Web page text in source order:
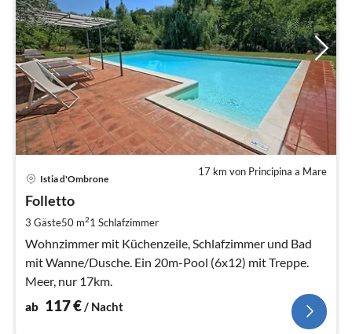
17 km von Principina a Mare
Istia d'Ombrone
Folletto
3 Gäste50 m21 Schlafzimmer
Wohnzimmer mit Küchenzeile, Schlafzimmer und Bad
mit Wanne/Dusche. Ein 20m-Pool (6x12) mit Treppe.
Meer, nur 17km.
ab 117€/ Nacht